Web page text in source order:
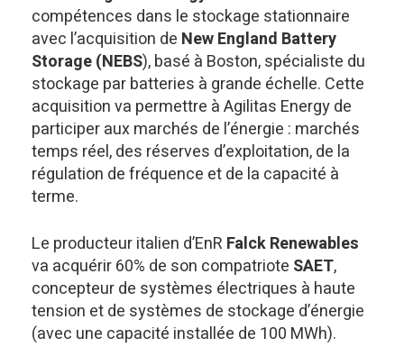
compétences dans le stockage stationnaire
avec l’acquisition de New England Battery
Storage (NEBS), basé à Boston, spécialiste du
stockage par batteries à grande échelle. Cette
acquisition va permettre à Agilitas Energy de
participer aux marchés de l’énergie : marchés
temps réel, des réserves d’exploitation, de la
régulation de fréquence et de la capacité à
terme.
Le producteur italien d’EnR Falck Renewables
va acquérir 60% de son compatriote SAET,
concepteur de systèmes électriques à haute
tension et de systèmes de stockage d’énergie
(avec une capacité installée de 100 MWh).